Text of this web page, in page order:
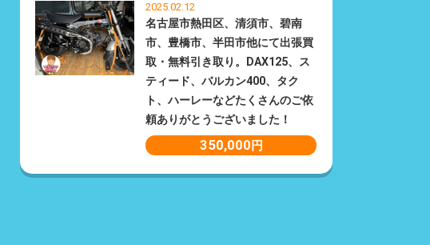
2025.02.12
名古屋市熱田区、清須市、碧南
市、豊橋市、半田市他にて出張買
取・無料引き取り。DAX125、ス
ティード、バルカン400、タク
ト、ハーレーなどたくさんのご依
頼ありがとうございました！
350,000 円